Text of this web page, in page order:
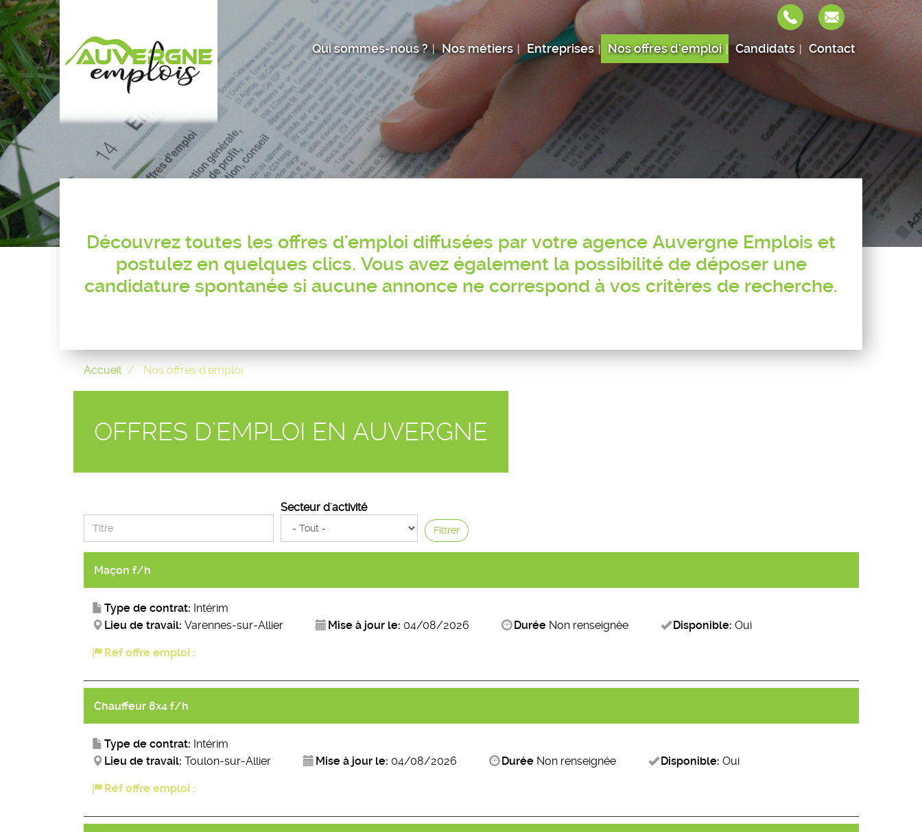
Aller
au
contenu
principal
Qui sommes-nous ? Nos métiers Entreprises Nos offres d'emploi Candidats Contact
Découvrez toutes les offres d'emploi diffusées par votre agence Auvergne Emplois et
postulez en quelques clics. Vous avez également la possibilité de déposer une
candidature spontanée si aucune annonce ne correspond à vos critères de recherche.
Accueil Nos offres d'emploi
OFFRES D'EMPLOI EN AUVERGNE
Secteur d'activité
Filtrer
Maçon f/h
Type de contrat: Intérim
Lieu de travail: Varennes-sur-Allier Mise à jour le: 04/08/2026 Durée Non renseignée Disponible: Oui
Réf offre emploi :
Chauffeur 8x4 f/h
Type de contrat: Intérim
Lieu de travail: Toulon-sur-Allier Mise à jour le: 04/08/2026 Durée Non renseignée Disponible: Oui
Réf offre emploi :